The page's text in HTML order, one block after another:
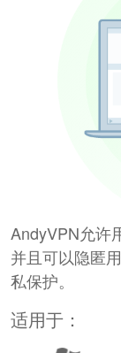
AndyVPN允许
并且可以隐匿
私保护。
适用于：